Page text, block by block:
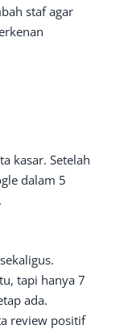
staf agar
kasar. Setelah
dalam 5
tapi hanya 7
ada.
review positif